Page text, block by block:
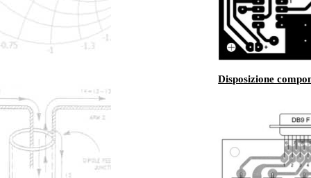
Disposizione